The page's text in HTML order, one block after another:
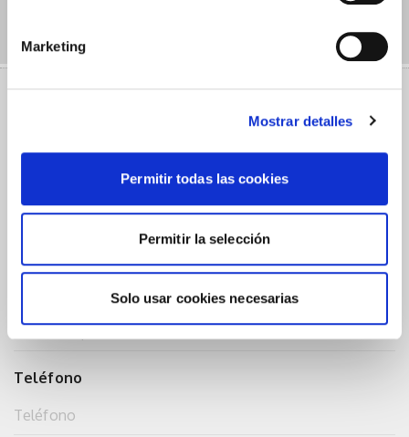
Marketing
Mostrar detalles
Permitir todas las cookies
Permitir la selección
Solo usar cookies necesarias
Contacta con nosotros
Nombre (Requerido)
Email (Requerido)
Teléfono